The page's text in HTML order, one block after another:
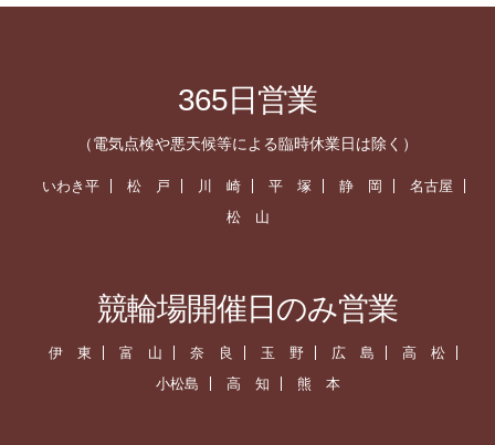
365日営業
（電気点検や悪天候等による臨時休業日は除く）
いわき平 松 戸 川 崎 平 塚 静 岡
名古屋
松 山
競輪場開催日のみ営業
伊 東 富 山 奈 良 玉 野 広 島
高 松
小松島
高 知 熊 本